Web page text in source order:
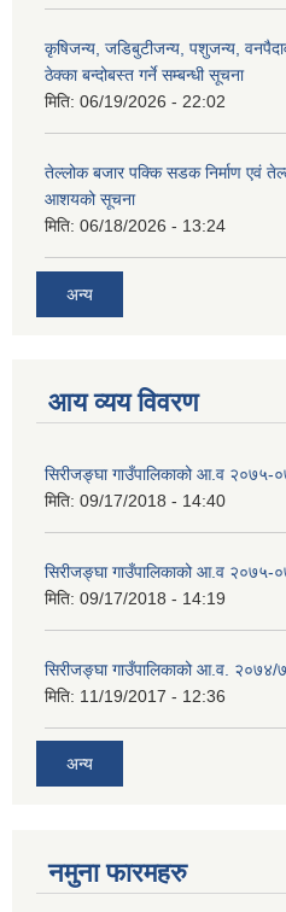
कृषिजन्य, जडिबुटीजन्य, पशुजन्य,
ठेक्का बन्दोबस्त गर्ने सम्बन्धी सूचना
मिति: 06/19/2026 - 22:02
तेल्लोक बजार पक्कि सडक निर्माण एवं
आशयको सूचना
मिति: 06/18/2026 - 13:24
अन्य
आय व्यय विवरण
सिरीजङ्घा गाउँपालिकाको आ.व
मिति: 09/17/2018 - 14:40
सिरीजङ्घा गाउँपालिकाको आ.व २०७५-
मिति: 09/17/2018 - 14:19
सिरीजङ्घा गाउँपालिकाको आ.व.
मिति: 11/19/2017 - 12:36
अन्य
नमुना फारमहरु